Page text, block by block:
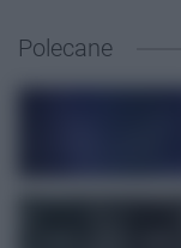
Polecane